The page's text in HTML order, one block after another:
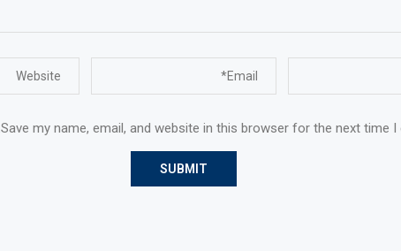
Save my name, email, and website in this browser for the next time I